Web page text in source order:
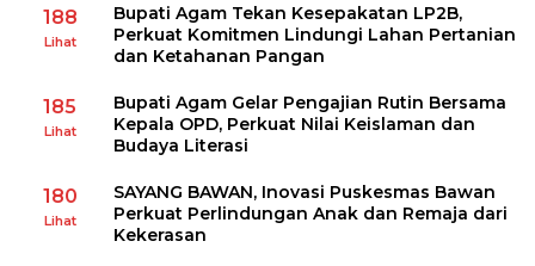
188
Lihat
Bupati Agam Tekan Kesepakatan LP2B,
Perkuat Komitmen Lindungi Lahan Pertanian
dan Ketahanan Pangan
185
Lihat
Bupati Agam Gelar Pengajian Rutin Bersama
Kepala OPD, Perkuat Nilai Keislaman dan
Budaya Literasi
180
Lihat
SAYANG BAWAN, Inovasi Puskesmas Bawan
Perkuat Perlindungan Anak dan Remaja dari
Kekerasan